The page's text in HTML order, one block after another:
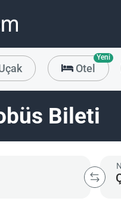
Otel
Yeni
Bileti